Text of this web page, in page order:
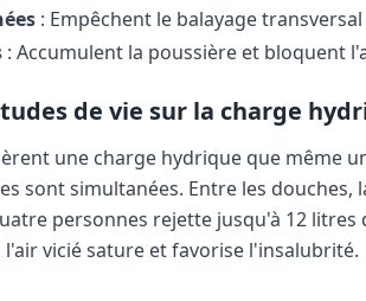
: Empêchent le balayage
: Accumulent la poussière et bloquent
de vie sur la charge
une charge hydrique que même
sont simultanées. Entre les douches,
personnes rejette jusqu'à 12 litres
vicié sature et favorise l'insalubrité.